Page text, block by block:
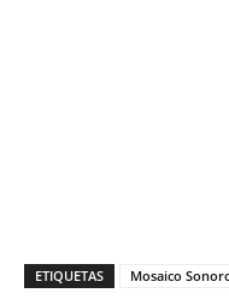
ETIQUETAS Mosaico